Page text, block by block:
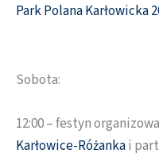
Park Polana Karłowicka
Sobota:
12:00 – festyn
Karłowice-Różankai